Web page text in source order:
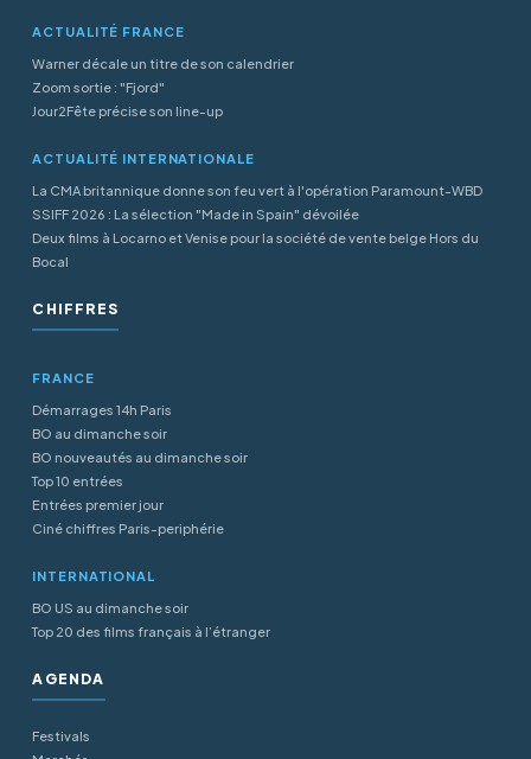
ACTUALITÉ FRANCE
Warner décale un titre de son calendrier
Zoom sortie : "Fjord"
Jour2Fête précise son line-up
ACTUALITÉ INTERNATIONALE
La CMA britannique donne son feu vert à l'opération Paramount-WBD
SSIFF 2026 : La sélection "Made in Spain" dévoilée
Deux films à Locarno et Venise pour la société de vente belge Hors du
Bocal
CHIFFRES
FRANCE
Démarrages 14h Paris
BO au dimanche soir
BO nouveautés au dimanche soir
Top 10 entrées
Entrées premier jour
Ciné chiffres Paris-periphérie
INTERNATIONAL
BO US au dimanche soir
Top 20 des films français à l’étranger
AGENDA
Festivals